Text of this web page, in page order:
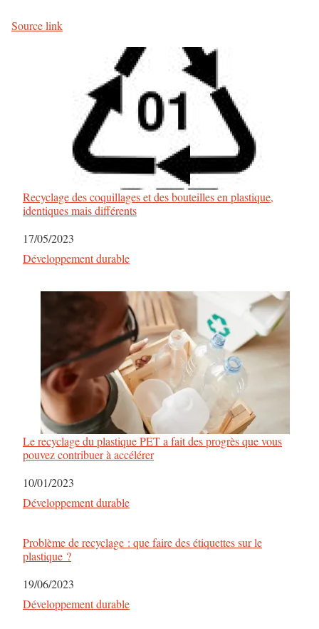
Source link
Recyclage des coquillages et des bouteilles en plastique,
identiques mais différents
Date
17/05/2023
Par rapport à
Développement durable
Le recyclage du plastique PET a fait des progrès que vous
pouvez contribuer à accélérer
Date
10/01/2023
Par rapport à
Développement durable
Problème de recyclage : que faire des étiquettes sur le
plastique ?
Date
19/06/2023
Par rapport à
Développement durable